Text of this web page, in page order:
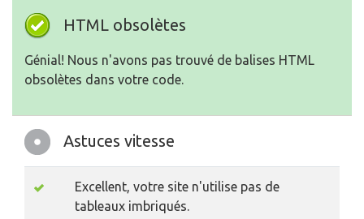
HTML obsolètes
Génial! Nous n'avons pas trouvé de balises HTML
obsolètes dans votre code.
Astuces vitesse
Excellent, votre site n'utilise pas de
tableaux imbriqués.